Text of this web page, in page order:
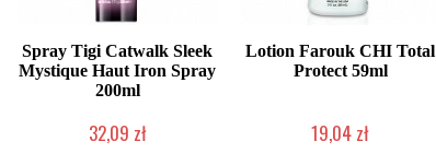
Spray Tigi Catwalk Sleek
Mystique Haut Iron Spray
200ml
32,09 zł
Lotion Farouk CHI Total
Protect 59ml
19,04 zł